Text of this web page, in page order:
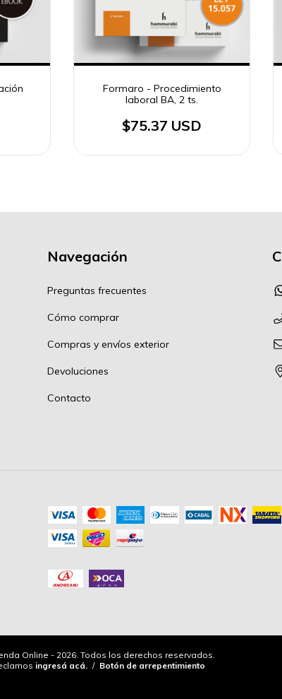
Formaro - Procedimiento
laboral BA, 2 ts.
$75.37 USD
Navegación
Preguntas frecuentes
Cómo comprar
Compras y envíos exterior
Devoluciones
Contacto
Online - 2026. Todos los derechos reservados.
ingresá acá. / Botón de arrepentimiento